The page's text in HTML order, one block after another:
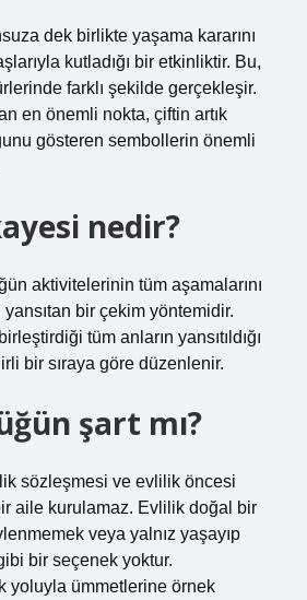
dek birlikte yaşama kararını
kutladığı bir etkinliktir. Bu,
farklı şekilde gerçekleşir.
en önemli nokta, çiftin artık
gösteren sembollerin önemli
nedir?
aktivitelerinin tüm aşamalarını
bir çekim yöntemidir.
tüm anların yansıtıldığı
bir sıraya göre düzenlenir.
şart mı?
sözleşmesi ve evlilik öncesi
aile kurulamaz. Evlilik doğal bir
veya yalnız yaşayıp
bir seçenek yoktur.
yoluyla ümmetlerine örnek